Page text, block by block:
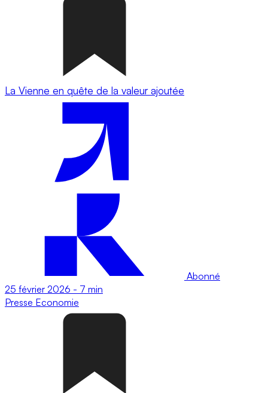
La Vienne en quête de la valeur ajoutée
Abonné
25 février 2026 - 7 min
Presse Economie